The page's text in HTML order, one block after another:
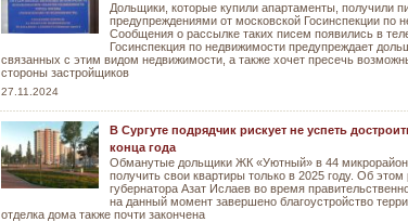
Дольщики, которые купили апартаменты, получили
предупреждениями от московской Госинспекции по
Сообщения о рассылке таких писем появились в
Госинспекция по недвижимости предупреждает
связанных с этим видом недвижимости, а также хочет пресечь
стороны застройщиков
27.11.2024
В Сургуте подрядчик рискует не успеть
конца года
Обманутые дольщики ЖК «Уютный» в 44
получить свои квартиры только в 2025 году. Об этом
губернатора Азат Ислаев во время
на данный момент завершено благоустройство
отделка дома также почти закончена